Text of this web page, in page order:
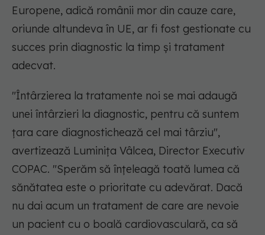
Europene, adică românii mor din cauze care,
oriunde altundeva în UE, ar fi fost gestionate cu
succes prin diagnostic la timp și tratament
adecvat.
"Întârzierea la tratamente noi se mai adaugă
unei întârzieri la diagnostic, pentru că suntem
țara care diagnostichează cel mai târziu",
avertizează Luminița Vâlcea, Director Executiv
COPAC. "Sperăm să înțeleagă toată lumea că
sănătatea este o prioritate cu adevărat. Dacă
nu dai acum un tratament de care are nevoie
un pacient cu o boală cardiovasculară, ca să